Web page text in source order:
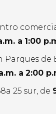
a 1:00
Parques de
a 2:00
25 sur, de